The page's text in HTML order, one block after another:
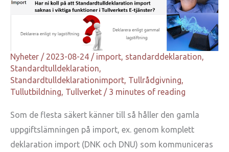
Nyheter / 2023-08-24 / import, standarddeklaration,
Standardtulldeklaration,
Standardtulldeklarationimport, Tullrådgivning,
Tullutbildning, Tullverket / 3 minutes of reading
Som de flesta säkert känner till så håller den gamla
uppgiftslämningen på import, ex. genom komplett
deklaration import (DNK och DNU) som kommuniceras